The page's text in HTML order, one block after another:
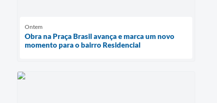
Ontem
Obra na Praça Brasil avança e marca um novo
momento para o bairro Residencial